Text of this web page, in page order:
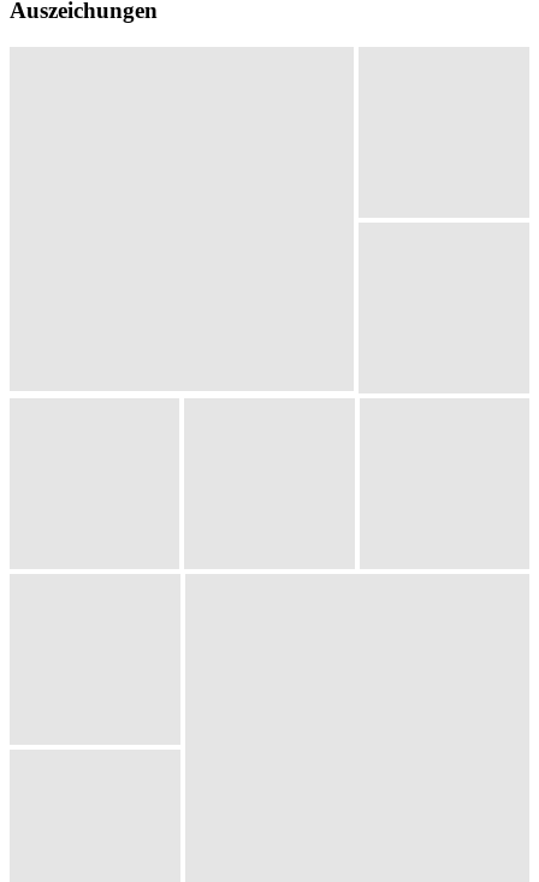
Auszeichungen